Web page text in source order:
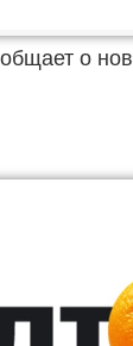
о